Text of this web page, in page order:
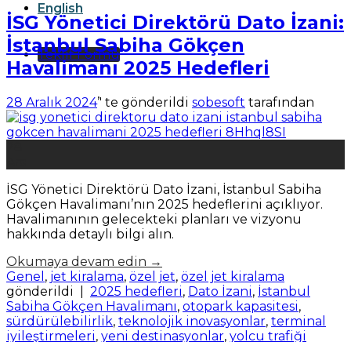
English
Teklif Formu
İSG Yönetici Direktörü Dato İzani:
İstanbul Sabiha Gökçen
Havalimanı 2025 Hedefleri
28 Aralık 2024’' te gönderildi sobesoft tarafından
İSG Yönetici Direktörü Dato İzani, İstanbul Sabiha
Gökçen Havalimanı’nın 2025 hedeflerini açıklıyor.
Havalimanının gelecekteki planları ve vizyonu
hakkında detaylı bilgi alın.
Okumaya devam edin →
Genel , jet kiralama, özel jet, özel jet kiralama
gönderildi
2025 hedefleri, Dato İzani, İstanbul
Sabiha Gökçen Havalimanı, otopark kapasitesi,
sürdürülebilirlik, teknolojik inovasyonlar, terminal
iyileştirmeleri, yeni destinasyonlar, yolcu trafiği